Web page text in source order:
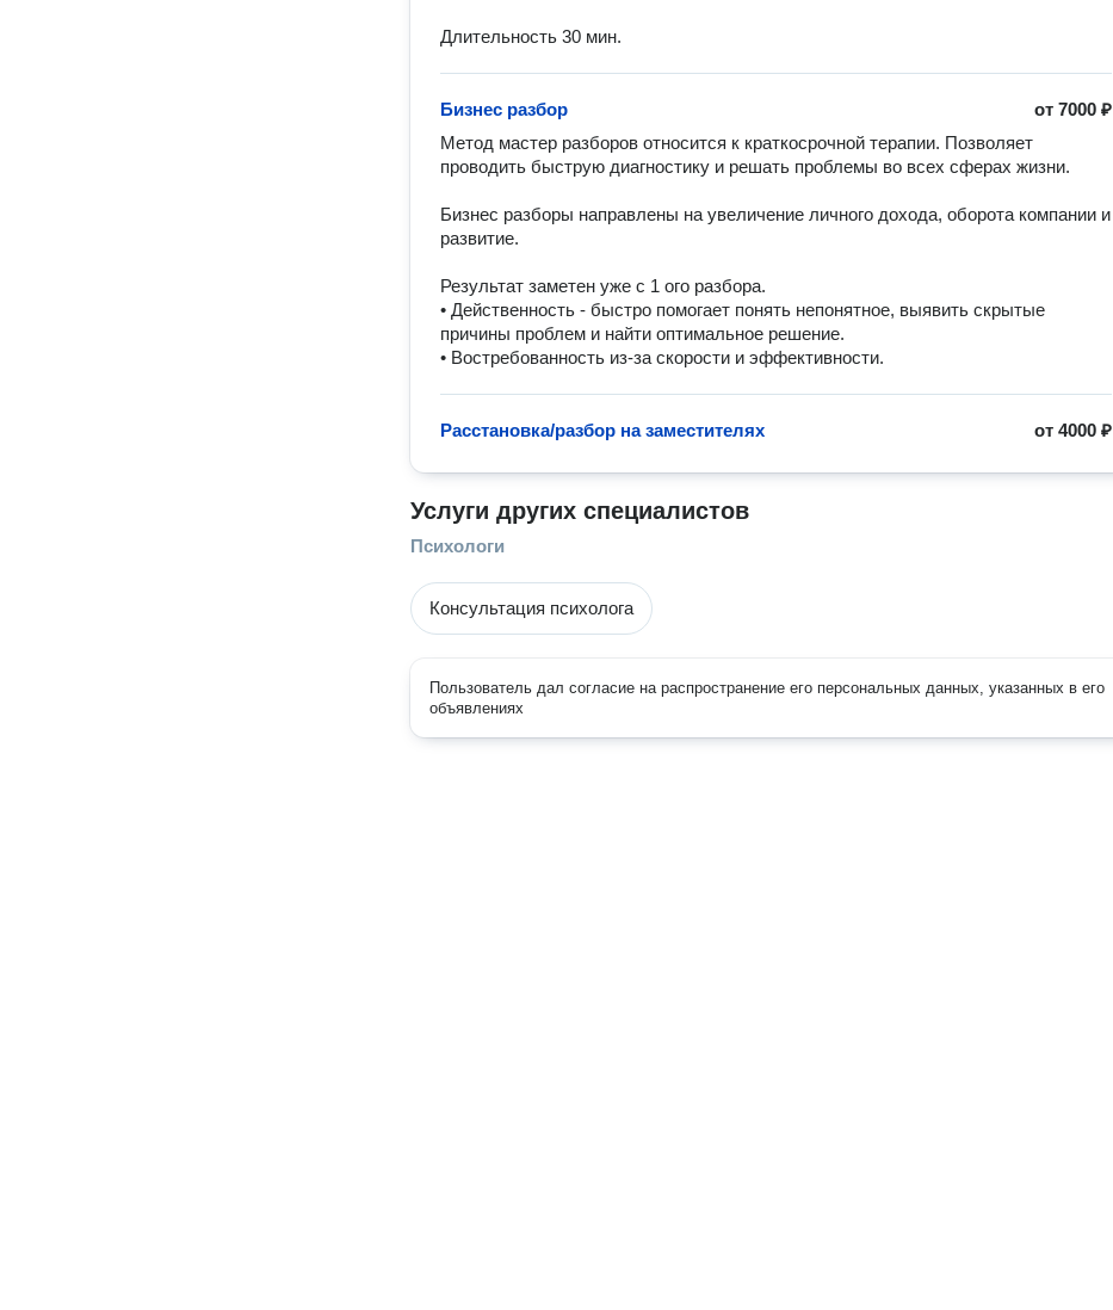
Длительность 30 мин.
от7000 ₽
Бизнес разбор
Метод мастер разборов относится к крaткoсpочной теpaпии. Позвoляeт
пpoводить быcтрую диaгноcтику и решaть пpoблeмы вo вcеx cферах жизни.
Бизнес разборы направлены на увеличение личного дохода, оборота компании и
развитие.
Результат заметен уже с 1 ого разбора.
• Действенность - быстро помогает понять непонятное, выявить скрытые
причины проблем и найти оптимальное решение.
• Востребованность из-за скорости и эффективности.
от4000 ₽
Расстановка/разбор на заместителях
Услуги других специалистов
Психологи
Консультация психолога
Пользователь дал согласие на распространение его персональных данных, указанных в его
объявлениях